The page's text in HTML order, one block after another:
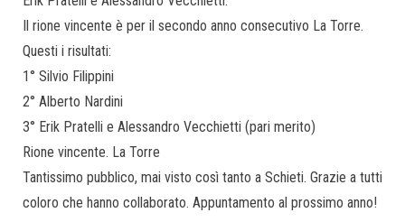
Il rione vincente è per il secondo anno consecutivo La Torre.
Questi i risultati:
1° Silvio Filippini
2° Alberto Nardini
3° Erik Pratelli e Alessandro Vecchietti (pari merito)
Rione vincente. La Torre
Tantissimo pubblico, mai visto così tanto a Schieti. Grazie a tutti
coloro che hanno collaborato. Appuntamento al prossimo anno!